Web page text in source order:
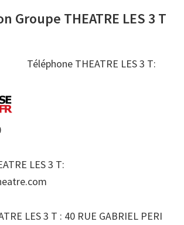
Groupe THEATRE LES 3 T
Téléphone THEATRE LES 3 T:
LES 3 T:
LES 3 T : 40 RUE GABRIEL PERI